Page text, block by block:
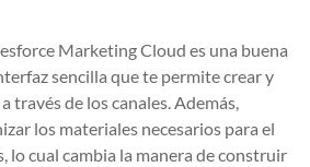
Marketing Cloud es una buena
sencilla que te permite crear y
través de los canales. Además,
los materiales necesarios para el
lo cual cambia la manera de construir